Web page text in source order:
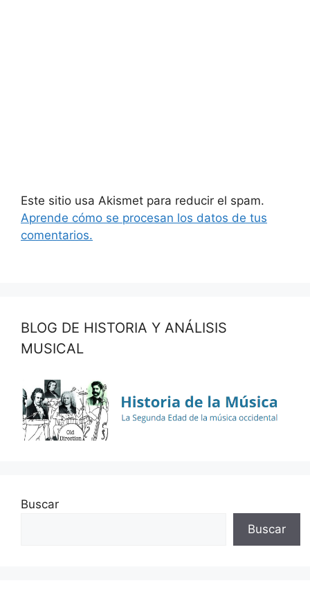
Este sitio usa Akismet para reducir el spam.
Aprende cómo se procesan los datos de tus
comentarios.
BLOG DE HISTORIA Y ANÁLISIS
MUSICAL
Buscar
Buscar